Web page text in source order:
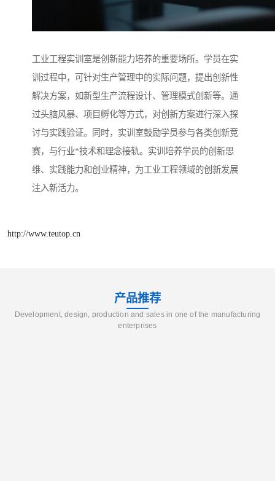
工业工程实训室是创新能力培养的重要场所。学员在实
训过程中，可针对生产管理中的实际问题，提出创新性
解决方案，如新型生产流程设计、管理模式创新等。通
过头脑风暴、项目孵化等方式，对创新方案进行深入探
讨与实践验证。同时，实训室鼓励学员参与各类创新竞
赛，与行业*技术和理念接轨。实训培养学员的创新思
维、实践能力和创业精神，为工业工程领域的创新发展
注入新活力。​
http://www.teutop.cn
产品推荐
Development, design, production and sales in one of the manufacturing
enterprises